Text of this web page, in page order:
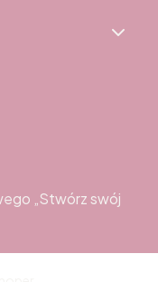
„Stwórz swój